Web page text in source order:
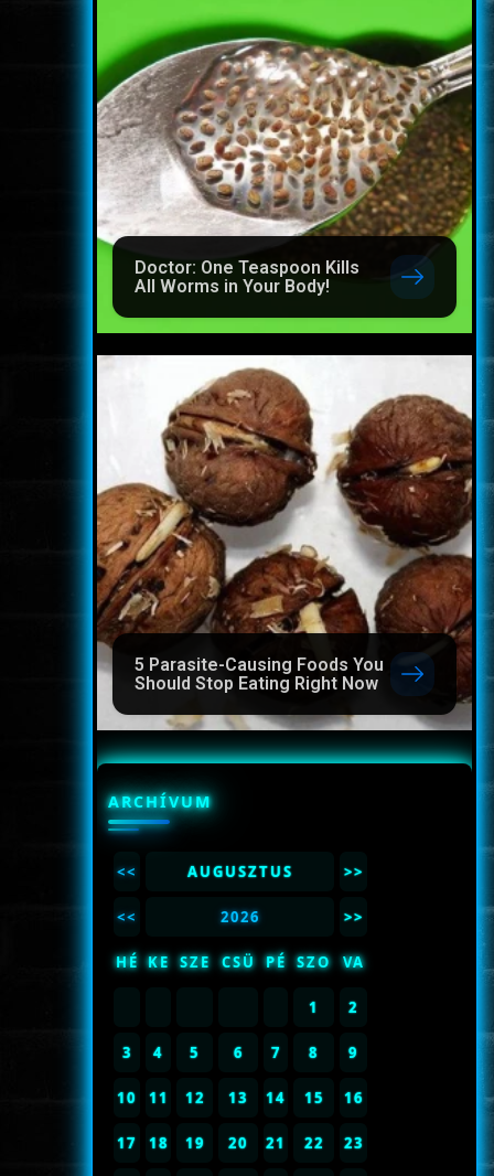
Doctor: One Teaspoon Kills
All Worms in Your Body!
5 Parasite-Causing Foods You
Should Stop Eating Right Now
ARCHÍVUM
<< AUGUSZTUS >>
<< 2026 >>
HÉ KE SZE CSÜ PÉ SZO VA
1 2
3 4 5 6 7 8 9
10 11 12 13 14 15 16
17 18 19 20 21 22 23